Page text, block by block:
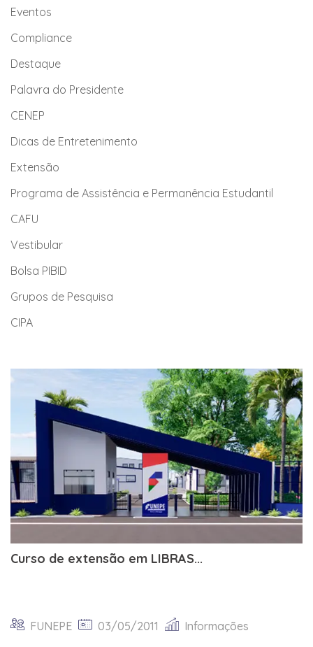
Eventos
Compliance
Destaque
Palavra do Presidente
CENEP
Dicas de Entretenimento
Extensão
Programa de Assistência e Permanência Estudantil
CAFU
Vestibular
Bolsa PIBID
Grupos de Pesquisa
CIPA
Curso de extensão em LIBRAS...
FUNEPE 03/05/2011 Informações